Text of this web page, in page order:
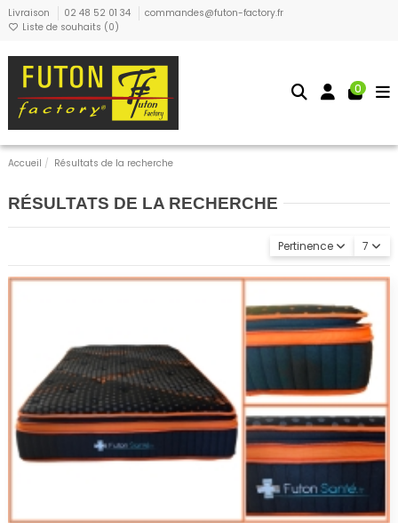
Livraison 02 48 52 01 34
commandes@futon-factory.fr
Liste de souhaits (0)
0
Accueil Résultats de la recherche
RÉSULTATS DE LA RECHERCHE
Pertinence 7